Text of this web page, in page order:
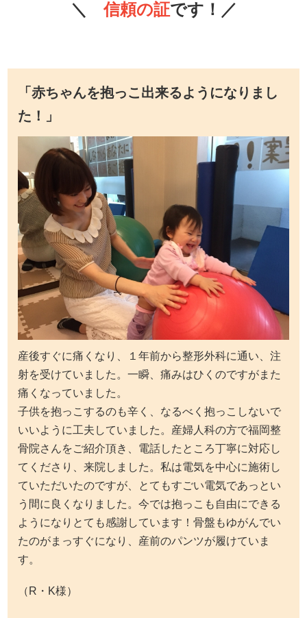
＼信頼の証です！／
「赤ちゃんを抱っこ出来るようになりまし
た！」
産後すぐに痛くなり、１年前から整形外科に通い、注
射を受けていました。一瞬、痛みはひくのですがまた
痛くなっていました。
子供を抱っこするのも辛く、なるべく抱っこしないで
いいように工夫していました。産婦人科の方で福岡整
骨院さんをご紹介頂き、電話したところ丁寧に対応し
てくださり、来院しました。私は電気を中心に施術し
ていただいたのですが、とてもすごい電気であっとい
う間に良くなりました。今では抱っこも自由にできる
ようになりとても感謝しています！骨盤もゆがんでい
たのがまっすぐになり、産前のパンツが履けていま
す。
（R・K様）